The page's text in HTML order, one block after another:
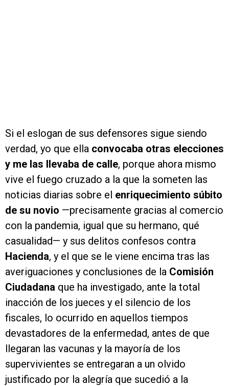
Si el eslogan de sus defensores sigue siendo
verdad, yo que ella convocaba otras elecciones
y me las llevaba de calle, porque ahora mismo
vive el fuego cruzado a la que la someten las
noticias diarias sobre el enriquecimiento súbito
de su novio —precisamente gracias al comercio
con la pandemia, igual que su hermano, qué
casualidad— y sus delitos confesos contra
Hacienda, y el que se le viene encima tras las
averiguaciones y conclusiones de la Comisión
Ciudadana que ha investigado, ante la total
inacción de los jueces y el silencio de los
fiscales, lo ocurrido en aquellos tiempos
devastadores de la enfermedad, antes de que
llegaran las vacunas y la mayoría de los
supervivientes se entregaran a un olvido
justificado por la alegría que sucedió a la